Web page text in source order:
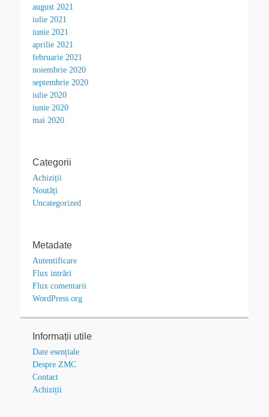
august 2021
iulie 2021
iunie 2021
aprilie 2021
februarie 2021
noiembrie 2020
septembrie 2020
iulie 2020
iunie 2020
mai 2020
Categorii
Achiziții
Noutăți
Uncategorized
Metadate
Autentificare
Flux intrări
Flux comentarii
WordPress.org
Informații utile
Date esențiale
Despre ZMC
Contact
Achiziții